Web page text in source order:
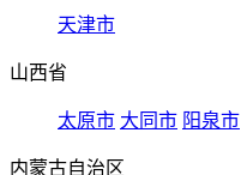
天津市
山西省
太原市 大同市 阳泉市
内蒙古自治区